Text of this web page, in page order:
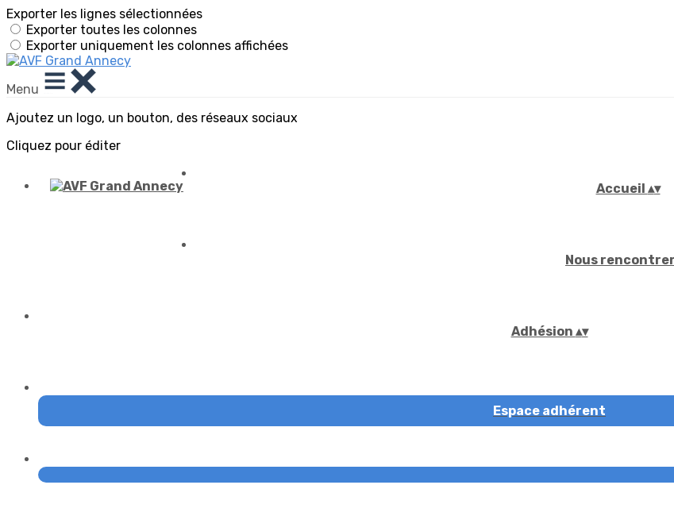
Exporter les lignes sélectionnées
Exporter toutes les colonnes
Exporter uniquement les colonnes affichées
Menu
Ajoutez un logo, un bouton, des réseaux sociaux
Cliquez pour éditer
Accueil ▴▾
Nous rencontrer
Adhésion ▴▾
Espace adhérent